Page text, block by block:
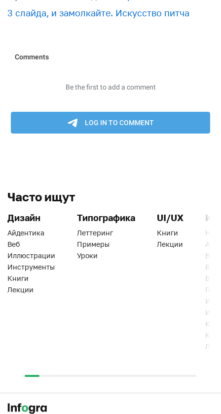
3 слайда, и замолкайте. Искусство питча
Часто ищут
Дизайн
Айдентика
Веб
Иллюстрации
Инструменты
Книги
Лекции
Типографика
Леттеринг
Примеры
Уроки
UI/UX
Книги
Лекции
Веб